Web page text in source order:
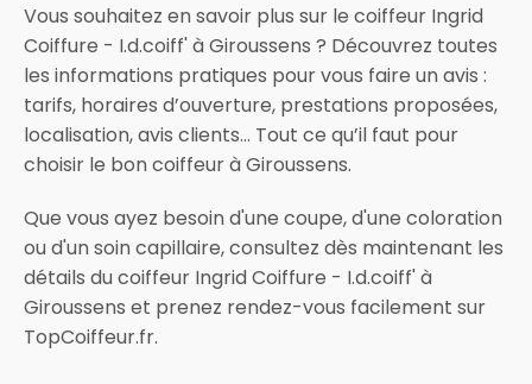
Vous souhaitez en savoir plus sur le coiffeur Ingrid
Coiffure - I.d.coiff' à Giroussens ? Découvrez toutes
les informations pratiques pour vous faire un avis :
tarifs, horaires d’ouverture, prestations proposées,
localisation, avis clients… Tout ce qu’il faut pour
choisir le bon coiffeur à Giroussens.
Que vous ayez besoin d'une coupe, d'une coloration
ou d'un soin capillaire, consultez dès maintenant les
détails du coiffeur Ingrid Coiffure - I.d.coiff' à
Giroussens et prenez rendez-vous facilement sur
TopCoiffeur.fr.